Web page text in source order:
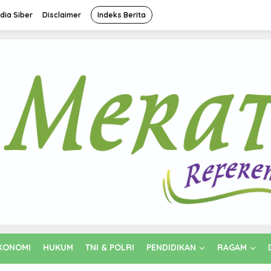
Siber Disclaimer Indeks Berita
HUKUM TNI & POLRI PENDIDIKAN RAGAM